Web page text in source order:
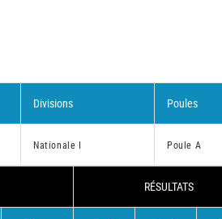
Divisions Poules
Nationale I Poule A
RÉSULTATS